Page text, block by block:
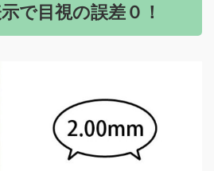
で目視の誤差０！